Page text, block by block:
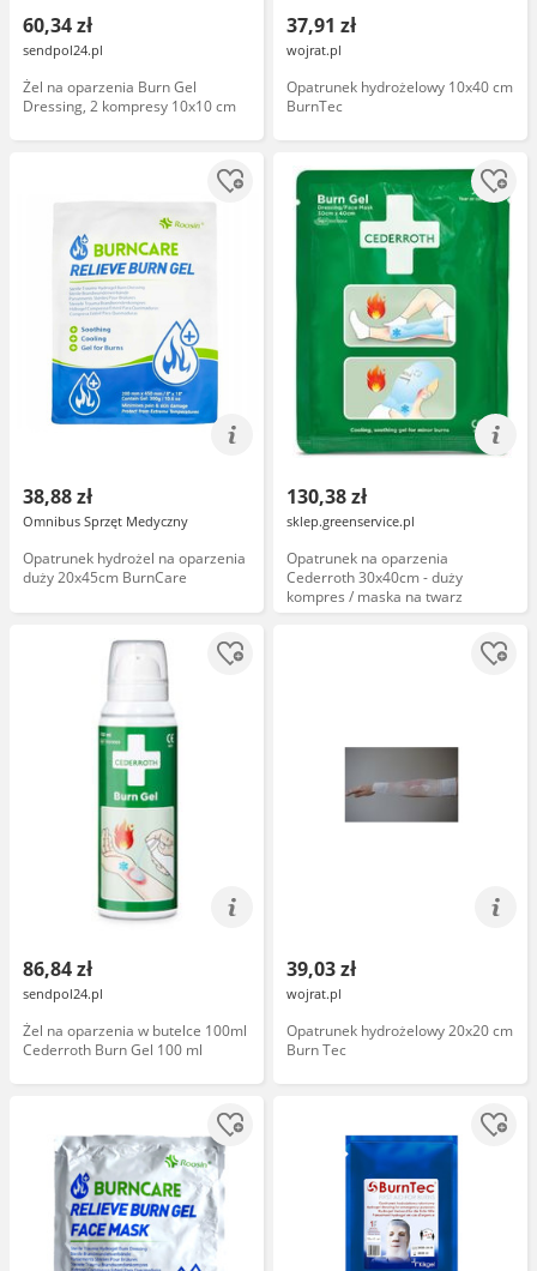
60,34 zł
sendpol24.pl
Żel na oparzenia Burn Gel
Dressing, 2 kompresy 10x10 cm
37,91 zł
wojrat.pl
Opatrunek hydrożelowy 10x40 cm
BurnTec
38,88 zł
Omnibus Sprzęt Medyczny
Opatrunek hydrożel na oparzenia
duży 20x45cm BurnCare
130,38 zł
sklep.greenservice.pl
Opatrunek na oparzenia
Cederroth 30x40cm - duży
kompres / maska na twarz
86,84 zł
sendpol24.pl
Żel na oparzenia w butelce 100ml
Cederroth Burn Gel 100 ml
39,03 zł
wojrat.pl
Opatrunek hydrożelowy 20x20 cm
Burn Tec